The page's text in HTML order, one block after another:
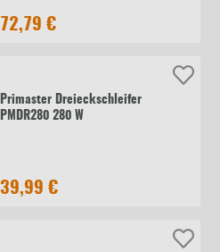
72,79 €
Primaster Dreieckschleifer
PMDR280 280 W
39,99 €